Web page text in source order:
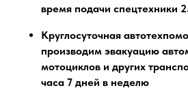
время подачи спецтехники
Круглосуточная
производим эвакуацию
мотоциклов и других
часа 7 дней в неделю